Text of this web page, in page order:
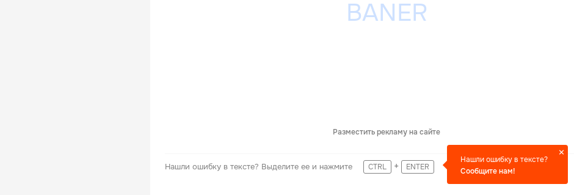
Разместить рекламу на сайте
Нашли ошибку в тексте? Выделите ее и нажмите CTRL + ENTER
Нашли ошибку в тексте?
Сообщите нам!